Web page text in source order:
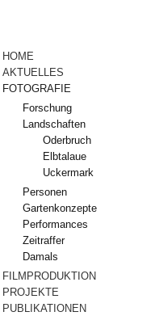
HOME
AKTUELLES
FOTOGRAFIE
Forschung
Landschaften
Oderbruch
Elbtalaue
Uckermark
Personen
Gartenkonzepte
Performances
Zeitraffer
Damals
FILMPRODUKTION
PROJEKTE
PUBLIKATIONEN